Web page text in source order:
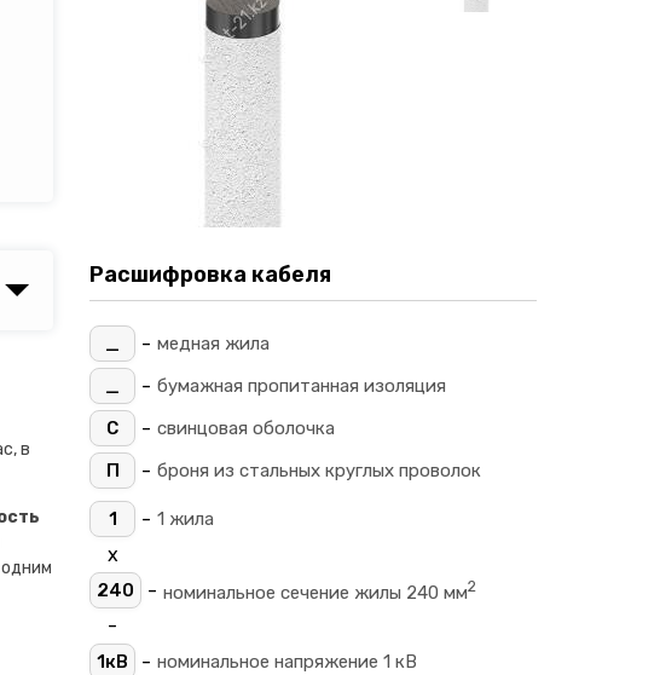
в
Расшифровка кабеля
_ - медная жила
_
- бумажная пропитанная изоляция
С
- свинцовая оболочка
П
- броня из стальных круглых проволок
1 - 1 жила
х
240 - номинальное сечение жилы 240 мм2
-
1кВ - номинальное напряжение 1 кВ